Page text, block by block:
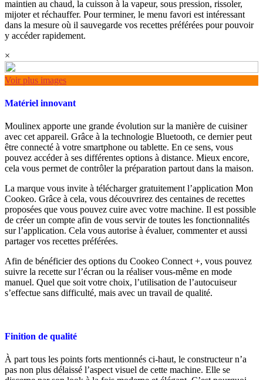
maintien au chaud, la cuisson à la vapeur, sous pression, rissoler,
mijoter et réchauffer. Pour terminer, le menu favori est intéressant
dans la mesure où il sauvegarde vos recettes préférées pour pouvoir
y accéder rapidement.
×
Voir plus images
Matériel innovant
Moulinex apporte une grande évolution sur la manière de cuisiner
avec cet appareil. Grâce à la technologie Bluetooth, ce dernier peut
être connecté à votre smartphone ou tablette. En ce sens, vous
pouvez accéder à ses différentes options à distance. Mieux encore,
cela vous permet de contrôler la préparation partout dans la maison.
La marque vous invite à télécharger gratuitement l’application Mon
Cookeo. Grâce à cela, vous découvrirez des centaines de recettes
proposées que vous pouvez cuire avec votre machine. Il est possible
de créer un compte afin de vous servir de toutes les fonctionnalités
sur l’application. Cela vous autorise à évaluer, commenter et aussi
partager vos recettes préférées.
Afin de bénéficier des options du Cookeo Connect +, vous pouvez
suivre la recette sur l’écran ou la réaliser vous-même en mode
manuel. Quel que soit votre choix, l’utilisation de l’autocuiseur
s’effectue sans difficulté, mais avec un travail de qualité.
Finition de qualité
À part tous les points forts mentionnés ci-haut, le constructeur n’a
pas non plus délaissé l’aspect visuel de cette machine. Elle se